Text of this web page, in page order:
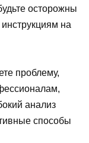
осторожны
на
проблему,
анализ
способы